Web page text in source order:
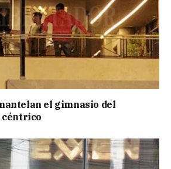
el gimnasio del
céntrico